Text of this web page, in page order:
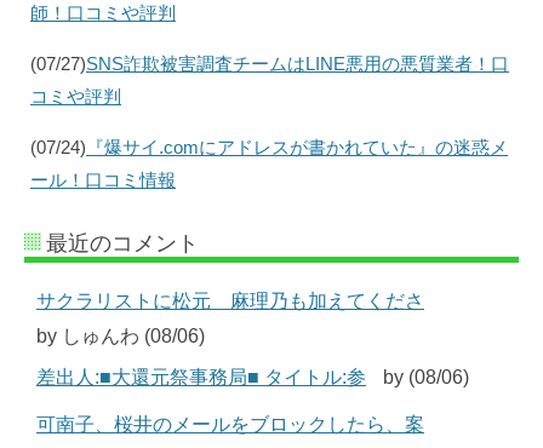
師！口コミや評判
(07/27)SNS詐欺被害調査チームはLINE悪用の悪質業者！口
コミや評判
(07/24) 『爆サイ.comにアドレスが書かれていた』の迷惑メ
ール！口コミ情報
最近のコメント
サクラリストに松元 麻理乃も加えてくださ
by しゅんわ (08/06)
差出人:■大還元祭事務局■ タイトル:参
by (08/06)
可南子、桜井のメールをブロックしたら、案